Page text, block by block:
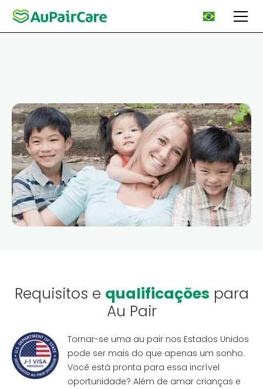
Requisitos e qualificações para
Au Pair
Tornar-se uma au pair nos Estados Unidos
pode ser mais do que apenas um sonho.
Você está pronta para essa incrível
oportunidade? Além de amar crianças e